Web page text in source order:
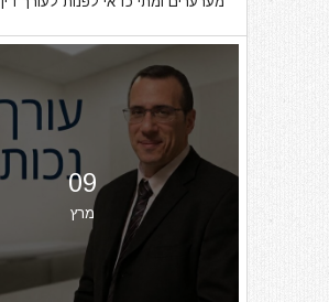
09
מרץ